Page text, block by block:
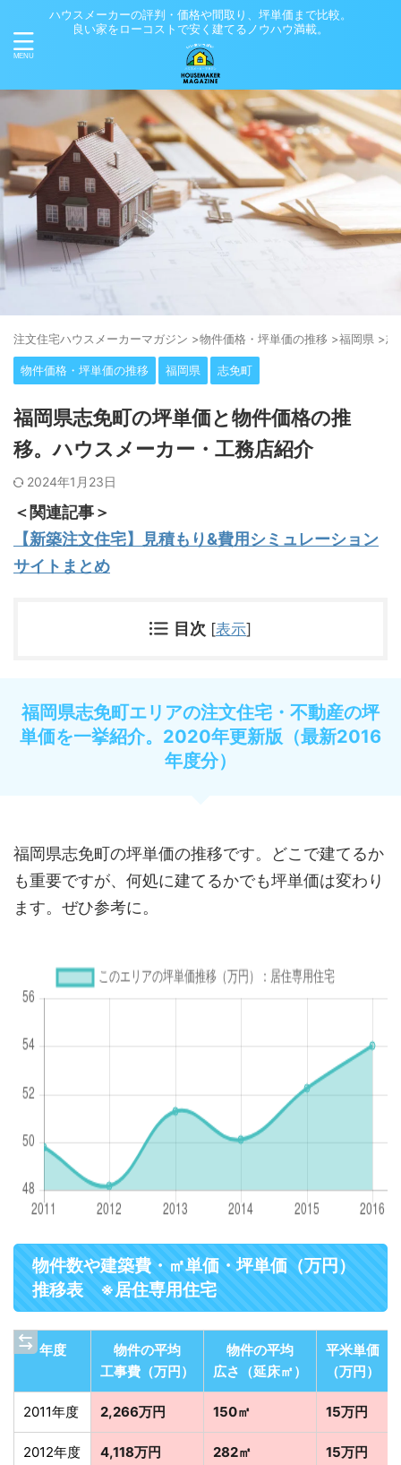
ハウスメーカーの評判・価格や間取り、坪単価まで比較。
良い家をローコストで安く建てるノウハウ満載。
注⽂住宅ハウスメーカーマガジン >物件価格・坪単価の推移 >福岡県 >志
物件価格・坪単価の推移 福岡県 志免町
福岡県志免町の坪単価と物件価格の推
移。ハウスメーカー・工務店紹介
2024年1月23日
＜関連記事＞
【新築注文住宅】見積もり&費用シミュレーション
サイトまとめ
目次 [表示]
福岡県志免町エリアの注文住宅・不動産の坪
単価を一挙紹介。2020年更新版（最新2016
年度分）
福岡県志免町の坪単価の推移です。どこで建てるか
も重要ですが、何処に建てるかでも坪単価は変わり
ます。ぜひ参考に。
物件数や建築費・㎡単価・坪単価（万円）
推移表 ※居住専用住宅
年度
物件の平均
工事費（万円）
物件の平均
広さ（延床㎡）
平米単価
（万円）
2011年度 2,266万円 150㎡ 15万円
2012年度 4,118万円 282㎡ 15万円